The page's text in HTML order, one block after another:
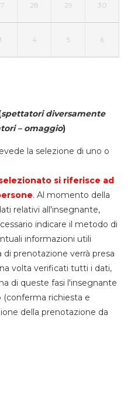
28 29 30
4 5 6
spettatori diversamente
– omaggio)
la selezione di uno o
si riferisce ad
. Al momento della
relativi all'insegnante,
indicare il metodo di
informazioni utili
prenotazione verrà presa
volta verificati tutti i dati,
di queste fasi l'insegnante
(conferma richiesta e
della prenotazione da